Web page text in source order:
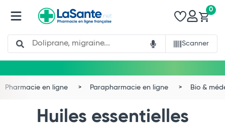
Search
Scanner
0
Pharmacie en ligne Parapharmacie en ligne Bio &
Huiles essentielles